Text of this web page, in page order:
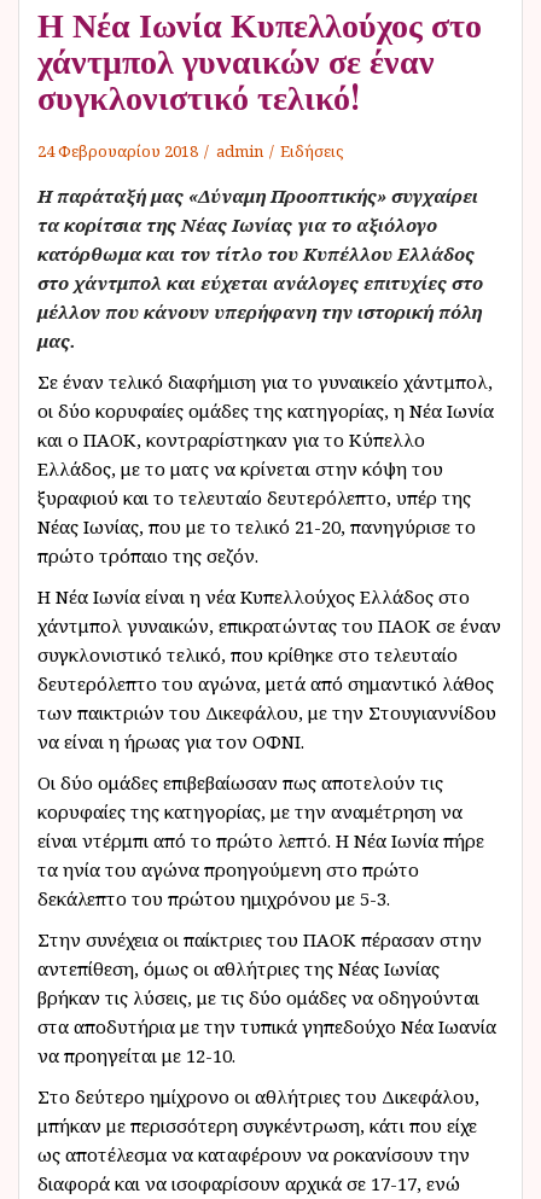
Η Νέα Ιωνία Κυπελλούχος στο
χάντμπολ γυναικών σε έναν
συγκλονιστικό τελικό!
24 Φεβρουαρίου 2018 admin Ειδήσεις
Η παράταξή μας «Δύναμη Προοπτικής» συγχαίρει
τα κορίτσια της Νέας Ιωνίας για το αξιόλογο
κατόρθωμα και τον τίτλο του Κυπέλλου Ελλάδος
στο χάντμπολ και εύχεται ανάλογες επιτυχίες στο
μέλλον που κάνουν υπερήφανη την ιστορική πόλη
μας.
Σε έναν τελικό διαφήμιση για το γυναικείο χάντμπολ,
οι δύο κορυφαίες ομάδες της κατηγορίας, η Νέα Ιωνία
και ο ΠΑΟΚ, κοντραρίστηκαν για το Κύπελλο
Ελλάδος, με το ματς να κρίνεται στην κόψη του
ξυραφιού και το τελευταίο δευτερόλεπτο, υπέρ της
Νέας Ιωνίας, που με το τελικό 21-20, πανηγύρισε το
πρώτο τρόπαιο της σεζόν.
Η Νέα Ιωνία είναι η νέα Κυπελλούχος Ελλάδος στο
χάντμπολ γυναικών, επικρατώντας του ΠΑΟΚ σε έναν
συγκλονιστικό τελικό, που κρίθηκε στο τελευταίο
δευτερόλεπτο του αγώνα, μετά από σημαντικό λάθος
των παικτριών του Δικεφάλου, με την Στουγιαννίδου
να είναι η ήρωας για τον ΟΦΝΙ.
Οι δύο ομάδες επιβεβαίωσαν πως αποτελούν τις
κορυφαίες της κατηγορίας, με την αναμέτρηση να
είναι ντέρμπι από το πρώτο λεπτό. Η Νέα Ιωνία πήρε
τα ηνία του αγώνα προηγούμενη στο πρώτο
δεκάλεπτο του πρώτου ημιχρόνου με 5-3.
Στην συνέχεια οι παίκτριες του ΠΑΟΚ πέρασαν στην
αντεπίθεση, όμως οι αθλήτριες της Νέας Ιωνίας
βρήκαν τις λύσεις, με τις δύο ομάδες να οδηγούνται
στα αποδυτήρια με την τυπικά γηπεδούχο Νέα Ιωανία
να προηγείται με 12-10.
Στο δεύτερο ημίχρονο οι αθλήτριες του Δικεφάλου,
μπήκαν με περισσότερη συγκέντρωση, κάτι που είχε
ως αποτέλεσμα να καταφέρουν να ροκανίσουν την
διαφορά και να ισοφαρίσουν αρχικά σε 17-17, ενώ